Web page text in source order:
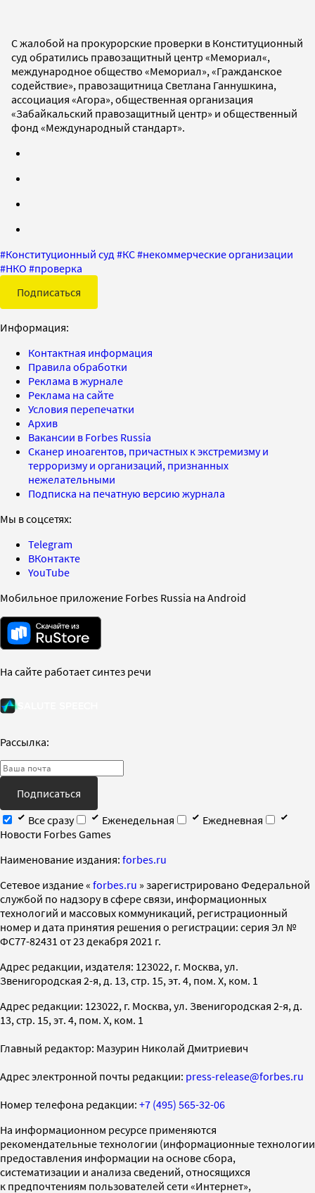
С жалобой на прокурорские проверки в Конституционный
суд обратились правозащитный центр «Мемориал«,
международное общество «Мемориал», «Гражданское
содействие», правозащитница Светлана Ганнушкина,
ассоциация «Агора», общественная организация
«Забайкальский правозащитный центр» и общественный
фонд «Международный стандарт».
#Конституционный суд #КС#некоммерческие организации
#НКО #проверка
Подписаться
Информация:
Контактная информация
Правила обработки
Реклама в журнале
Реклама на сайте
Условия перепечатки
Архив
Вакансии в Forbes Russia
Сканер иноагентов, причастных к экстремизму и
терроризму и организаций, признанных
нежелательными
Подписка на печатную версию журнала
Мы в соцсетях:
Telegram
ВКонтакте
YouTube
Мобильное приложение Forbes Russia на Android
На сайте работает синтез речи
Рассылка:
Подписаться
Все сразу
Еженедельная
Ежедневная
Новости Forbes Games
Наименование издания: forbes.ru
Cетевое издание « forbes.ru » зарегистрировано Федеральной
службой по надзору в сфере связи, информационных
технологий и массовых коммуникаций, регистрационный
номер и дата принятия решения о регистрации: серия Эл №
ФС77-82431 от 23 декабря 2021 г.
Адрес редакции, издателя: 123022, г. Москва, ул.
Звенигородская 2-я, д. 13, стр. 15, эт. 4, пом. X, ком. 1
Адрес редакции: 123022, г. Москва, ул. Звенигородская 2-я, д.
13, стр. 15, эт. 4, пом. X, ком. 1
Главный редактор: Мазурин Николай Дмитриевич
Адрес электронной почты редакции: press-release@forbes.ru
Номер телефона редакции: +7 (495) 565-32-06
На информационном ресурсе применяются
рекомендательные технологии (информационные технологии
предоставления информации на основе сбора,
систематизации и анализа сведений, относящихся
к предпочтениям пользователей сети «Интернет»,